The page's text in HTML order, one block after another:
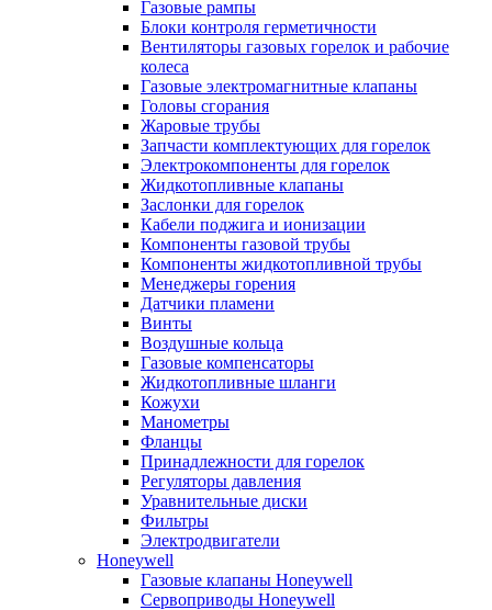
Газовые рампы
Блоки контроля герметичности
Вентиляторы газовых горелок и рабочие
колеса
Газовые электромагнитные клапаны
Головы сгорания
Жаровые трубы
Запчасти комплектующих для горелок
Электрокомпоненты для горелок
Жидкотопливные клапаны
Заслонки для горелок
Кабели поджига и ионизации
Компоненты газовой трубы
Компоненты жидкотопливной трубы
Менеджеры горения
Датчики пламени
Винты
Воздушные кольца
Газовые компенсаторы
Жидкотопливные шланги
Кожухи
Манометры
Фланцы
Принадлежности для горелок
Регуляторы давления
Уравнительные диски
Фильтры
Электродвигатели
Honeywell
Газовые клапаны Honeywell
Сервоприводы Honeywell